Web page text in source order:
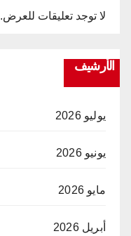
لا توجد تعليقات للعرض.
الأرشيف
يوليو 2026
يونيو 2026
مايو 2026
أبريل 2026